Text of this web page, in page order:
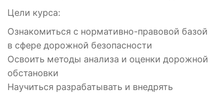
Цели курса:
Ознакомиться с нормативно-правовой базой
в сфере дорожной безопасности
Освоить методы анализа и оценки дорожной
обстановки
Научиться разрабатывать и внедрять